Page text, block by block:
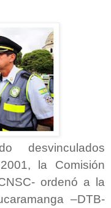
desvinculados
la Comisión
ordenó a la
–DTB-